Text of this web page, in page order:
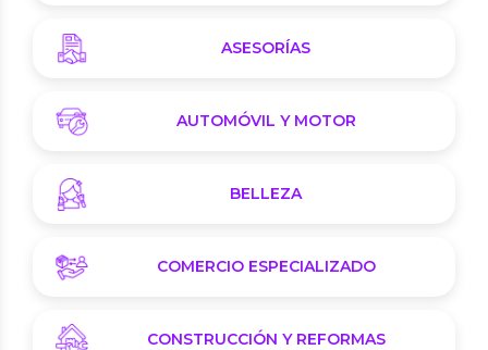
ASESORÍAS
AUTOMÓVIL Y MOTOR
BELLEZA
COMERCIO ESPECIALIZADO
CONSTRUCCIÓN Y REFORMAS